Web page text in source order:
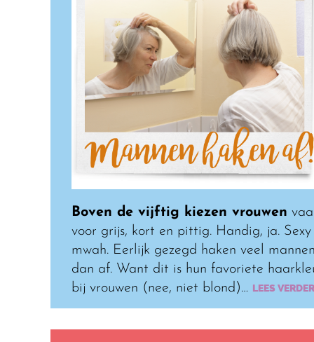
Boven de vijftig kiezen vrouwen
voor grijs, kort en pittig. Handig, ja. Sexy
mwah. Eerlijk gezegd haken veel
dan af. Want dit is hun favoriete
bij vrouwen (nee, niet blond)… LEES VERDER